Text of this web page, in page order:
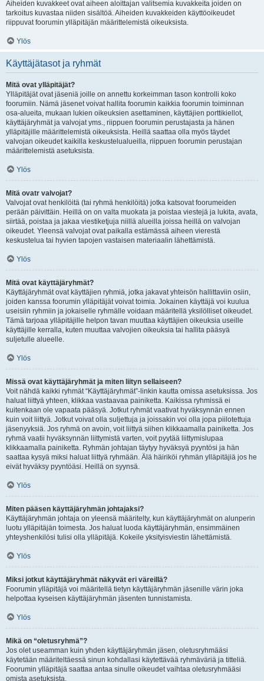
Aiheiden kuvakkeet ovat aiheen aloittajan valitsemia kuvakkeita joiden on
tarkoitus kuvastaa niiden sisältöä. Aiheiden kuvakkeiden käyttöoikeudet
riippuvat foorumin ylläpitäjän määrittelemistä oikeuksista.
Ylös
Käyttäjätasot ja ryhmät
Mitä ovat ylläpitäjät?
Ylläpitäjät ovat jäseniä joille on annettu korkeimman tason kontrolli koko
foorumiin. Nämä jäsenet voivat hallita foorumin kaikkia foorumin toiminnan
osa-alueita, mukaan lukien oikeuksien asettaminen, käyttäjien porttikiellot,
käyttäjäryhmät ja valvojat yms., riippuen foorumin perustajasta ja hänen
ylläpitäjille määrittelemistä oikeuksista. Heillä saattaa olla myös täydet
valvojan oikeudet kaikilla keskustelualueilla, riippuen foorumin perustajan
määrittelemistä asetuksista.
Ylös
Mitä ovatr valvojat?
Valvojat ovat henkilöitä (tai ryhmä henkilöitä) jotka katsovat foorumeiden
perään päivittäin. Heillä on on valta muokata ja poistaa viestejä ja lukita, avata,
siirtää, poistaa ja jakaa viestiketjuja niillä alueilla joissa heillä on valvojan
oikeudet. Yleensä valvojat ovat paikalla estämässä aiheen vierestä
keskustelua tai hyvien tapojen vastaisen materiaalin lähettämistä.
Ylös
Mitä ovat käyttäjäryhmät?
Käyttäjäryhmät ovat käyttäjien ryhmiä, jotka jakavat yhteisön hallittaviin osiin,
joiden kanssa foorumin ylläpitäjät voivat toimia. Jokainen käyttäjä voi kuulua
useisiin ryhmiin ja jokaiselle ryhmälle voidaan määritellä yksilölliset oikeudet.
Tämä tarjoaa ylläpitäjille helpon tavan muuttaa käyttäjien oikeuksia useille
käyttäjille kerralla, kuten muuttaa valvojien oikeuksia tai hallita pääsyä
suljetulle alueelle.
Ylös
Missä ovat käyttäjäryhmät ja miten liityn sellaiseen?
Voit nähdä kaikki ryhmät “Käyttäjäryhmät”-linkin kautta omissa asetuksissa. Jos
haluat liittyä yhteen, klikkaa vastaavaa painiketta. Kaikissa ryhmissä ei
kuitenkaan ole vapaata pääsyä. Jotkut ryhmät vaativat hyväksynnän ennen
kuin voit liittyä. Jotkut voivat olla suljettuja ja joissakin voi olla jopa piilotettuja
jäsenyyksiä. Jos ryhmä on avoin, voit liittyä siihen klikkaamalla painiketta. Jos
ryhmä vaatii hyväksynnän liittymistä varten, voit pyytää liittymislupaa
klikkaamalla painiketta. Ryhmän johtajan täytyy hyväksyä pyyntösi ja hän
saattaa kysyä miksi haluat liittyä ryhmään. Älä häiriköi ryhmän ylläpitäjiä jos he
eivät hyväksy pyyntöäsi. Heillä on syynsä.
Ylös
Miten pääsen käyttäjäryhmän johtajaksi?
Käyttäjäryhmän johtaja on yleensä määritelty, kun käyttäjäryhmät on alunperin
luotu ylläpitäjän toimesta. Jos haluat luoda käyttäjäryhmän, ensimmäinen
yhteyshenkilösi tulisi olla ylläpitäjä. Kokeile yksityisviestin lähettämistä.
Ylös
Miksi jotkut käyttäjäryhmät näkyvät eri väreillä?
Foorumin ylläpitäjä voi määritellä tietyn käyttäjäryhmän jäsenille värin joka
helpottaa kyseisen käyttäjäryhmän jäsenten tunnistamista.
Ylös
Mikä on “oletusryhmä”?
Jos olet useamman kuin yhden käyttäjäryhmän jäsen, oletusryhmääsi
käytetään määriteltäessä sinun kohdallasi käytettävää ryhmäväriä ja titteliä.
Foorumin ylläpitäjä saattaa antaa sinulle oikeudet vaihtaa oletusryhmääsi
omista asetuksista.